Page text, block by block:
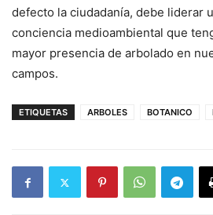
defecto la ciudadanía, debe liderar
conciencia medioambiental que
mayor presencia de arbolado en
campos.
ETIQUETAS ARBOLES BOTANICO